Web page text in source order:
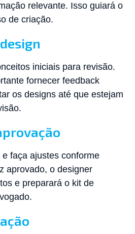
relevante. Isso guiará o
de criação.
iniciais para revisão.
fornecer feedback
os designs até que estejam
faça ajustes conforme
aprovado, o designer
e preparará o kit de